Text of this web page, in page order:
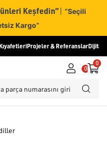
Keşfedin”| “Seçili
Kargo”
Projeler & ReferanslarDijital
0
0